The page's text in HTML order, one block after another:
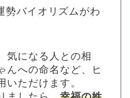
勢バイオリズムがわ
気になる人との相
んへの命名など、ヒ
いただけます。